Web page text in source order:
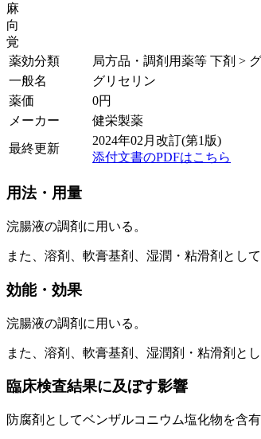
麻
向
覚
薬効分類
局方品・調剤用薬等 下剤 >
一般名
グリセリン
薬価
0円
メーカー
健栄製薬
最終更新
2024年02月改訂(第1版)
添付文書のPDFはこちら
用法・用量
浣腸液の調剤に用いる。
また、溶剤、軟膏基剤、湿潤・粘滑剤として
効能・効果
浣腸液の調剤に用いる。
また、溶剤、軟膏基剤、湿潤剤・粘滑剤と
臨床検査結果に及ぼす影響
防腐剤としてベンザルコニウム塩化物を含